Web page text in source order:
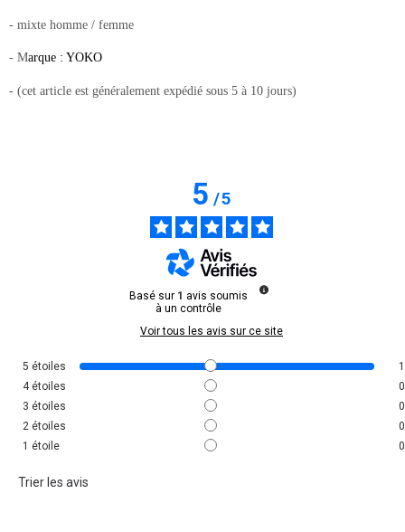
- mixte homme / femme
- Marque : YOKO
- (cet article est généralement expédié sous 5 à 10 jours)
5/5
Basé sur 1 avis soumis
à un contrôle
Voir tous les avis sur ce site
5 étoiles
1
4 étoiles
0
3 étoiles
0
2 étoiles
0
1 étoile 0
Trier les avis